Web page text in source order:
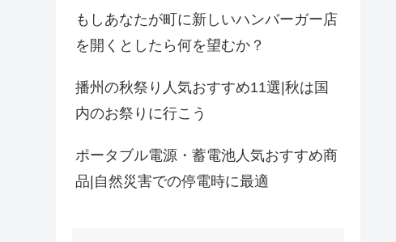
もしあなたが町に新しいハンバーガー店
を開くとしたら何を望むか？
播州の秋祭り人気おすすめ11選|秋は国
内のお祭りに行こう
ポータブル電源・蓄電池人気おすすめ商
品|自然災害での停電時に最適